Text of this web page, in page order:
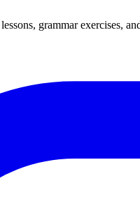
grammar exercises,